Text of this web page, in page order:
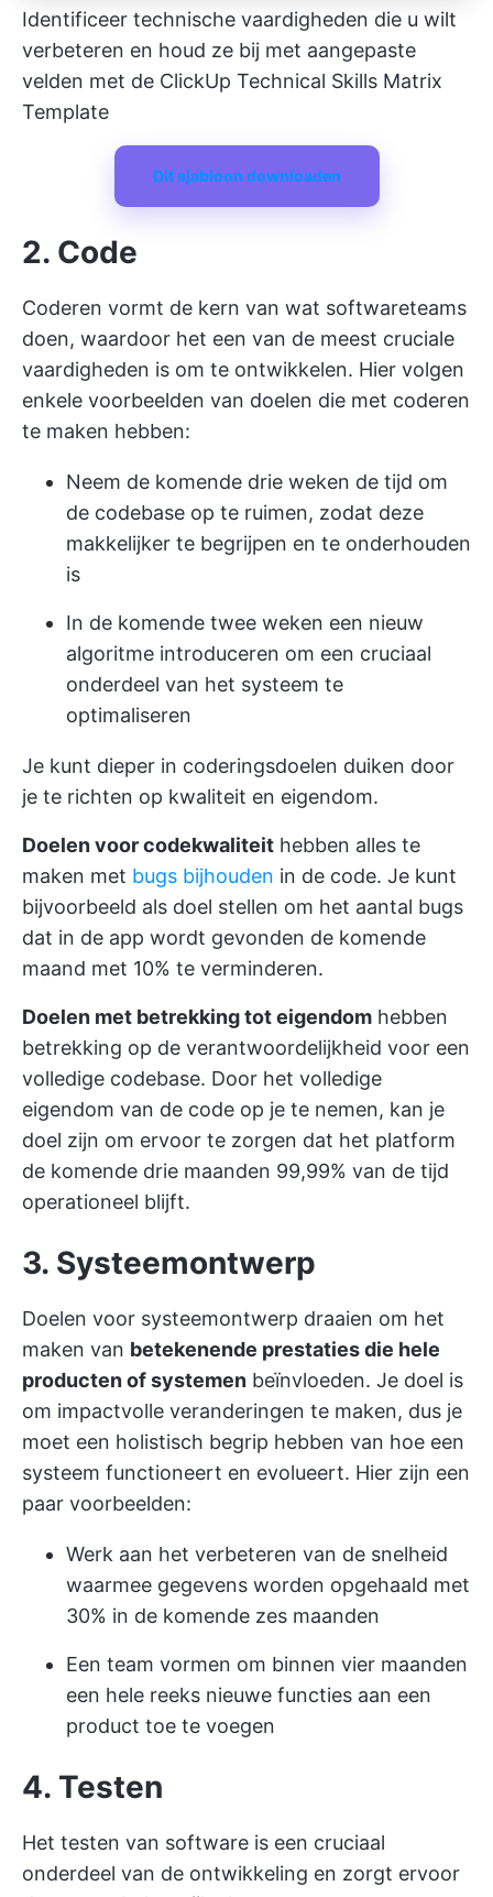
Identificeer technische vaardigheden die u wilt
verbeteren en houd ze bij met aangepaste
velden met de ClickUp Technical Skills Matrix
Template
Dit sjabloon downloaden
2. Code
Coderen vormt de kern van wat softwareteams
doen, waardoor het een van de meest cruciale
vaardigheden is om te ontwikkelen. Hier volgen
enkele voorbeelden van doelen die met coderen
te maken hebben:
Neem de komende drie weken de tijd om
de codebase op te ruimen, zodat deze
makkelijker te begrijpen en te onderhouden
is
In de komende twee weken een nieuw
algoritme introduceren om een cruciaal
onderdeel van het systeem te
optimaliseren
Je kunt dieper in coderingsdoelen duiken door
je te richten op kwaliteit en eigendom.
Doelen voor codekwaliteit hebben alles te
maken met bugs bijhouden in de code. Je kunt
bijvoorbeeld als doel stellen om het aantal bugs
dat in de app wordt gevonden de komende
maand met 10% te verminderen.
Doelen met betrekking tot eigendom hebben
betrekking op de verantwoordelijkheid voor een
volledige codebase. Door het volledige
eigendom van de code op je te nemen, kan je
doel zijn om ervoor te zorgen dat het platform
de komende drie maanden 99,99% van de tijd
operationeel blijft.
3. Systeemontwerp
Doelen voor systeemontwerp draaien om het
maken van betekenende prestaties die hele
producten of systemen beïnvloeden. Je doel is
om impactvolle veranderingen te maken, dus je
moet een holistisch begrip hebben van hoe een
systeem functioneert en evolueert. Hier zijn een
paar voorbeelden:
Werk aan het verbeteren van de snelheid
waarmee gegevens worden opgehaald met
30% in de komende zes maanden
Een team vormen om binnen vier maanden
een hele reeks nieuwe functies aan een
product toe te voegen
4. Testen
Het testen van software is een cruciaal
onderdeel van de ontwikkeling en zorgt ervoor